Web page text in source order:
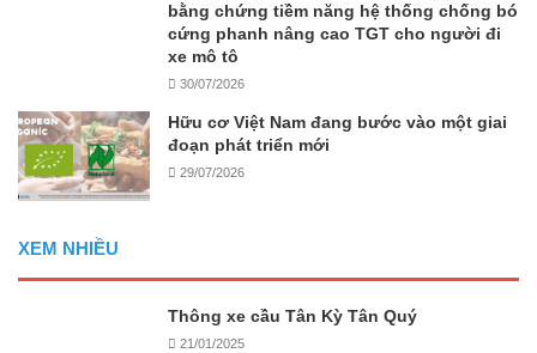
bằng chứng tiềm năng hệ thống chống bó
cứng phanh nâng cao TGT cho người đi
xe mô tô
30/07/2026
Hữu cơ Việt Nam đang bước vào một giai
đoạn phát triển mới
29/07/2026
XEM NHIỀU
Thông xe cầu Tân Kỳ Tân Quý
21/01/2025